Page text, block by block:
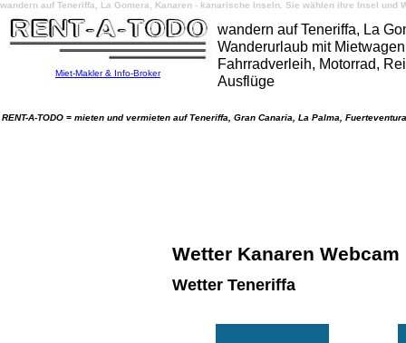
wandern auf Teneriffa, La Gomera, Kanaren - kanarische Inseln. Sie wählen ihre Insel
Miet-Makler & Info-Broker
wandern auf Teneriffa, La
Wanderurlaub mit
Fahrradverleih, Motorrad,
Ausflüge
RENT-A-TODO = mieten und vermieten auf Teneriffa, Gran Canaria, La Palma,
Wetter Kanaren
Wetter Teneriffa